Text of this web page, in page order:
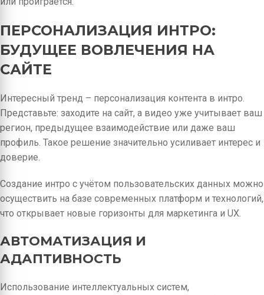
ПЕРСОНАЛИЗАЦИЯ ИНТРО:
БУДУЩЕЕ ВОВЛЕЧЕНИЯ НА
САЙТЕ
Интересный тренд – персонализация контента в интро.
Представьте: заходите на сайт, а видео уже учитывает ваш
регион, предыдущее взаимодействие или даже ваш
профиль. Такое решение значительно усиливает интерес и
доверие.
Создание интро с учётом пользовательских данных можно
осуществить на базе современных платформ и технологий,
что открывает новые горизонты для маркетинга и UX.
АВТОМАТИЗАЦИЯ И
АДАПТИВНОСТЬ
Использование интеллектуальных систем,